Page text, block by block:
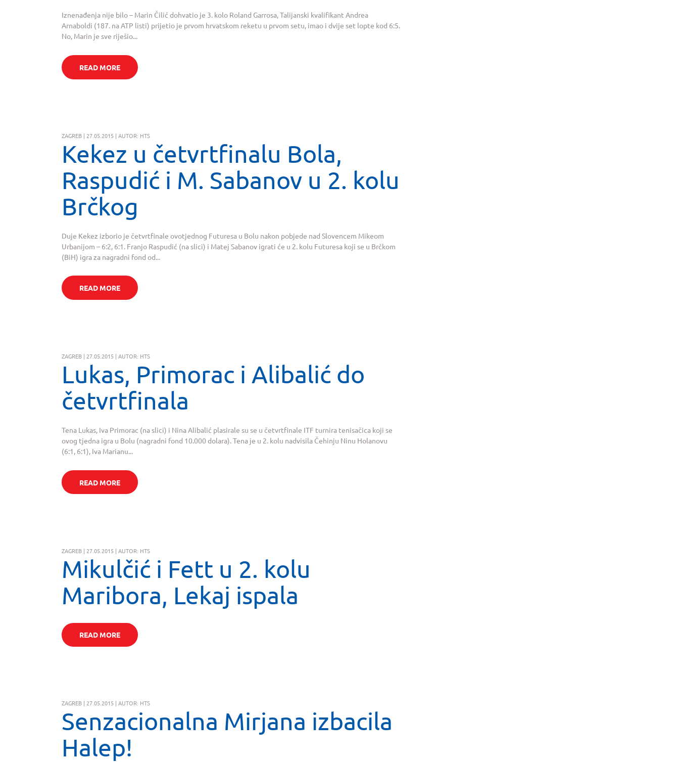
Iznenađenja nije bilo – Marin Čilić dohvatio je 3. kolo Roland Garrosa, Talijanski kvalifikant Andrea
Arnaboldi (187. na ATP listi) prijetio je prvom hrvatskom reketu u prvom setu, imao i dvije set lopte kod 6:5.
No, Marin je sve riješio...
READ MORE
ZAGREB | 27.05.2015 | AUTOR: HTS
Kekez u četvrtfinalu Bola,
Raspudić i M. Sabanov u 2. kolu
Brčkog
Duje Kekez izborio je četvrtfinale ovotjednog Futuresa u Bolu nakon pobjede nad Slovencem Mikeom
Urbanijom – 6:2, 6:1. Franjo Raspudić (na slici) i Matej Sabanov igrati će u 2. kolu Futuresa koji se u Brčkom
(BiH) igra za nagradni fond od...
READ MORE
ZAGREB | 27.05.2015 | AUTOR: HTS
Lukas, Primorac i Alibalić do
četvrtfinala
Tena Lukas, Iva Primorac (na slici) i Nina Alibalić plasirale su se u četvrtfinale ITF turnira tenisačica koji se
ovog tjedna igra u Bolu (nagradni fond 10.000 dolara). Tena je u 2. kolu nadvisila Čehinju Ninu Holanovu
(6:1, 6:1), Iva Marianu...
READ MORE
ZAGREB | 27.05.2015 | AUTOR: HTS
Mikulčić i Fett u 2. kolu
Maribora, Lekaj ispala
READ MORE
ZAGREB | 27.05.2015 | AUTOR: HTS
Senzacionalna Mirjana izbacila
Halep!